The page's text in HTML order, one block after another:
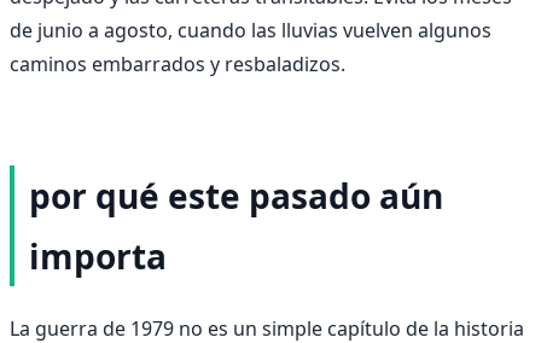
de junio a agosto, cuando las lluvias vuelven algunos
caminos embarrados y resbaladizos.
por qué este pasado aún
importa
La guerra de 1979 no es un simple capítulo de la historia